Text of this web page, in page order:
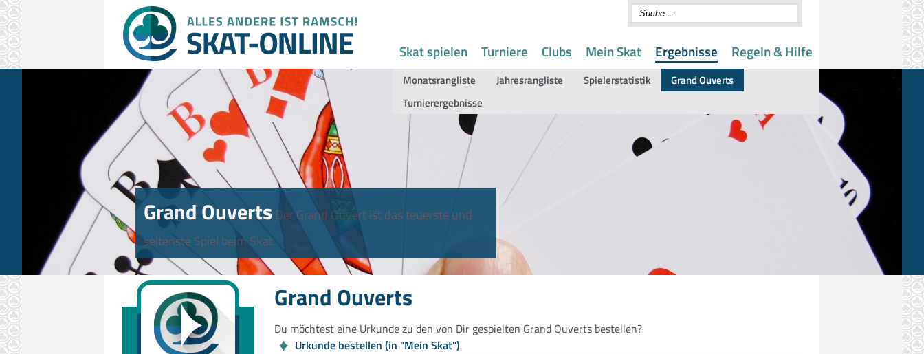
Skat spielen Turniere Clubs Mein Skat Ergebnisse
Monatsrangliste Jahresrangliste Spielerstatistik
Grand Ouverts
Turnierergebnisse
Regeln & Hilfe
Grand Ouverts Der Grand Ouvert ist das teuerste und
seltenste Spiel beim Skat.
Grand Ouverts
Du möchtest eine Urkunde zu den von Dir gespielten Grand Ouverts bestellen?
Urkunde bestellen (in "Mein Skat")